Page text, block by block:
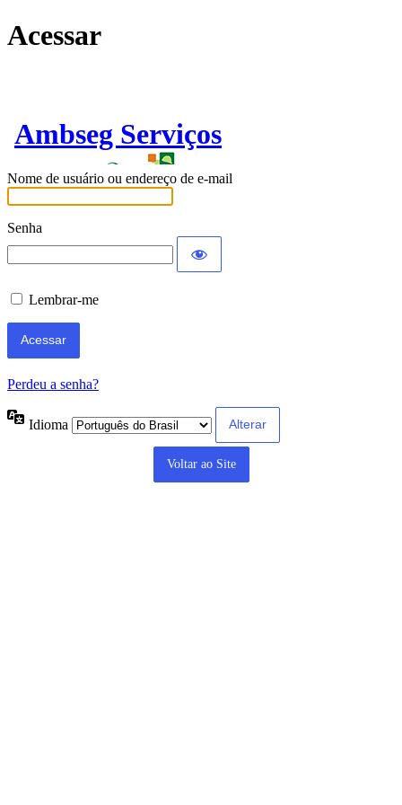
Acessar
Ambseg Serviços
Nome de usuário ou endereço de e-mail
Senha
Lembrar-me
Perdeu a senha?
Idioma
Voltar ao Site